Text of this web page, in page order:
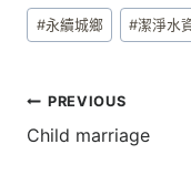
Post
Tags:
#永續城鄉 #潔淨水
文
章
PREVIOUS
Child marriage